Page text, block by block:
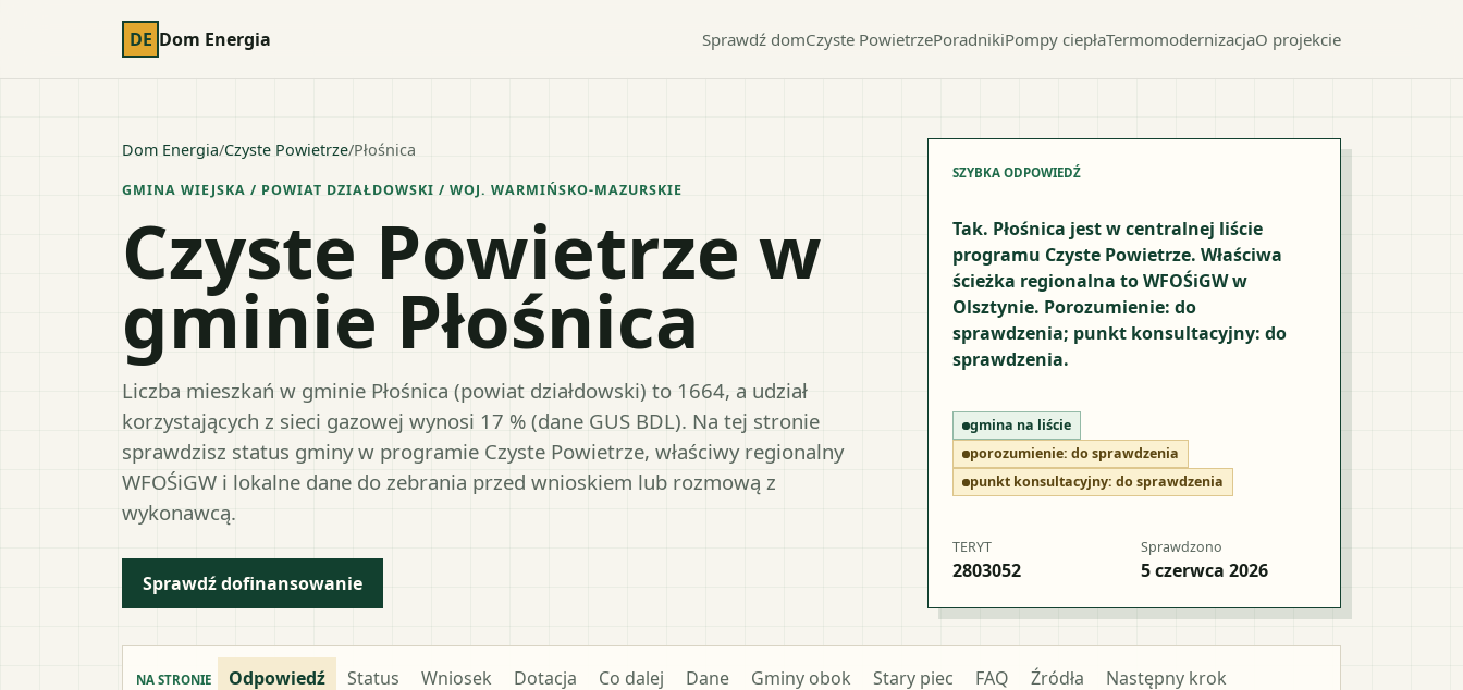
DE Dom Energia Sprawdź domCzyste PowietrzePoradnikiPompy ciepłaTermomodernizacjaO projekcie
Dom Energia/Czyste Powietrze/Płośnica
GMINA WIEJSKA / POWIAT DZIAŁDOWSKI / WOJ. WARMIŃSKO-MAZURSKIE
Czyste Powietrze w
gminie Płośnica
Liczba mieszkań w gminie Płośnica (powiat działdowski) to 1664, a udział
korzystających z sieci gazowej wynosi 17 % (dane GUS BDL). Na tej stronie
sprawdzisz status gminy w programie Czyste Powietrze, właściwy regionalny
WFOŚiGW i lokalne dane do zebrania przed wnioskiem lub rozmową z
wykonawcą.
Sprawdź dofinansowanie
SZYBKA ODPOWIEDŹ
Tak. Płośnica jest w centralnej liście
programu Czyste Powietrze. Właściwa
ścieżka regionalna to WFOŚiGW w
Olsztynie. Porozumienie: do
sprawdzenia; punkt konsultacyjny: do
sprawdzenia.
gmina na liście
porozumienie: do sprawdzenia
punkt konsultacyjny: do sprawdzenia
TERYT
2803052
Sprawdzono
5 czerwca 2026
NA STRONIE Odpowiedź Status Wniosek Dotacja Co dalej Dane Gminy obok Stary piec FAQ Źródła Następny krok